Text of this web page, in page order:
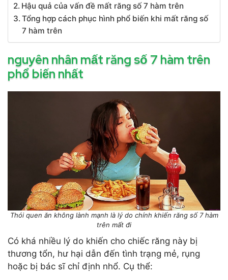
Hậu quả của vấn đề mất răng số 7 hàm trên
Tổng hợp cách phục hình phổ biến khi mất răng số
7 hàm trên
nguyên nhân mất răng số 7 hàm trên
phổ biến nhất
Thói quen ăn không lành mạnh là lý do chính khiến răng số 7 hàm
trên mất đi
Có khá nhiều lý do khiến cho chiếc răng này bị
thương tổn, hư hại dẫn đến tình trạng mẻ, rụng
hoặc bị bác sĩ chỉ định nhổ. Cụ thể: